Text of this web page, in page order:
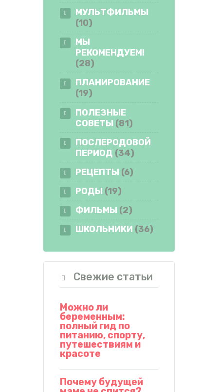
МУЛЬТФИЛЬМЫ
(10)
МЫ
РЕКОМЕНДУЕМ!
(28)
ПЛАНИРОВАНИЕ
(19)
ПОЛЕЗНЫЕ
СОВЕТЫ (81)
ПОСЛЕРОДОВОЙ
ПЕРИОД (34)
РЕЦЕПТЫ (6)
РОДЫ (19)
ФИЛЬМЫ (2)
ШКОЛЬНИКИ (36)
Свежие статьи
Можно ли
беременным:
полный гид по
питанию, спорту,
путешествиям и
красоте
Почему будущей